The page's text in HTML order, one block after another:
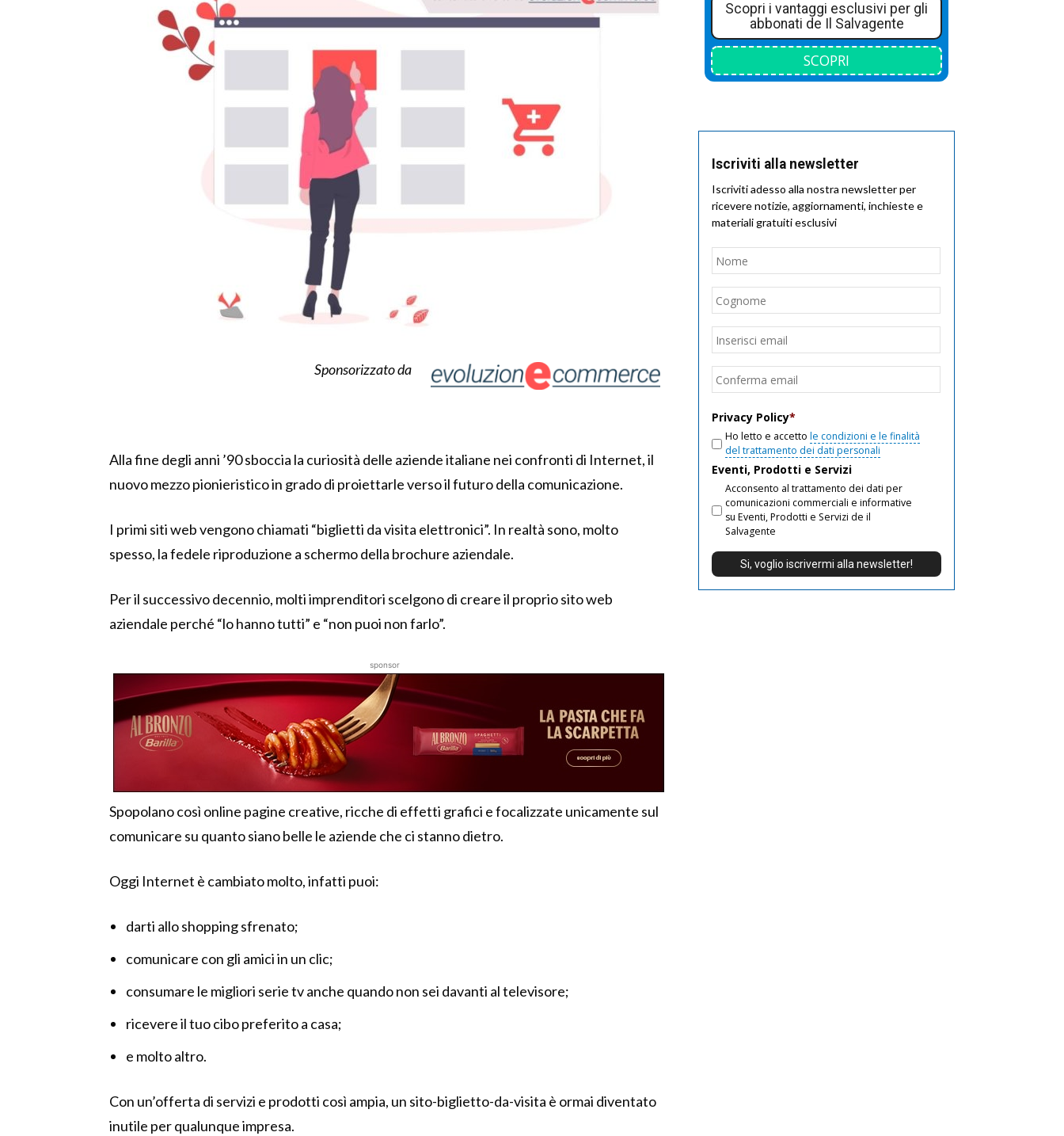
Sponsorizzato da
Alla fine degli anni ’90 sboccia la curiosità delle aziende italiane nei confronti di Internet, il
nuovo mezzo pionieristico in grado di proiettarle verso il futuro della comunicazione.
I primi siti web vengono chiamati “biglietti da visita elettronici”. In realtà sono, molto
spesso, la fedele riproduzione a schermo della brochure aziendale.
Per il successivo decennio, molti imprenditori scelgono di creare il proprio sito web
aziendale perché “lo hanno tutti” e “non puoi non farlo”.
sponsor
Spopolano così online pagine creative, ricche di effetti grafici e focalizzate unicamente sul
comunicare su quanto siano belle le aziende che ci stanno dietro.
Oggi Internet è cambiato molto, infatti puoi:
darti allo shopping sfrenato;
comunicare con gli amici in un clic;
consumare le migliori serie tv anche quando non sei davanti al televisore;
ricevere il tuo cibo preferito a casa;
e molto altro.
Con un’offerta di servizi e prodotti così ampia, un sito-biglietto-da-visita è ormai diventato
inutile per qualunque impresa.
Scopri i vantaggi esclusivi per gli
abbonati de Il Salvagente
SCOPRI
Iscriviti alla newsletter
Iscriviti adesso alla nostra newsletter per
ricevere notizie, aggiornamenti, inchieste e
materiali gratuiti esclusivi
Nome
Email
Privacy Policy*
Ho letto e accetto le condizioni e le finalità
del trattamento dei dati personali
Eventi, Prodotti e Servizi
Acconsento al trattamento dei dati per
comunicazioni commerciali e informative
su Eventi, Prodotti e Servizi de il
Salvagente